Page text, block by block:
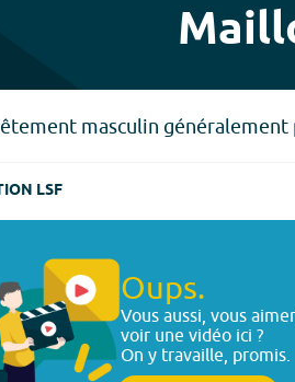
masculin
LSF
Oups.
Vous aussi, vous
voir une vidéo ici ?
On y travaille, promis.